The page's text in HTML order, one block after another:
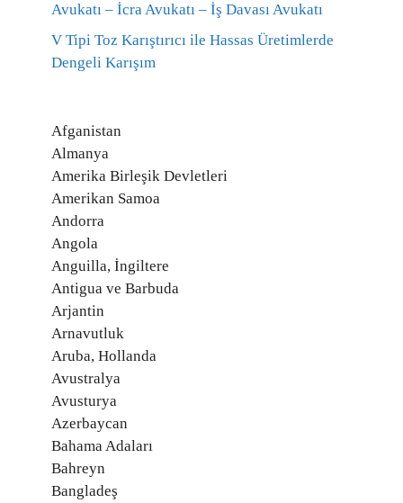
Avukatı – İcra Avukatı – İş Davası Avukatı
V Tipi Toz Karıştırıcı ile Hassas Üretimlerde
Dengeli Karışım
Afganistan
Almanya
Amerika Birleşik Devletleri
Amerikan Samoa
Andorra
Angola
Anguilla, İngiltere
Antigua ve Barbuda
Arjantin
Arnavutluk
Aruba, Hollanda
Avustralya
Avusturya
Azerbaycan
Bahama Adaları
Bahreyn
Bangladeş